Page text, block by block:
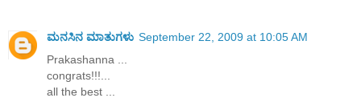
ಮನಸಿನ ಮಾತುಗಳು September 22, 2009 at 10:05 AM
Prakashanna ...
congrats!!!...
all the best ...